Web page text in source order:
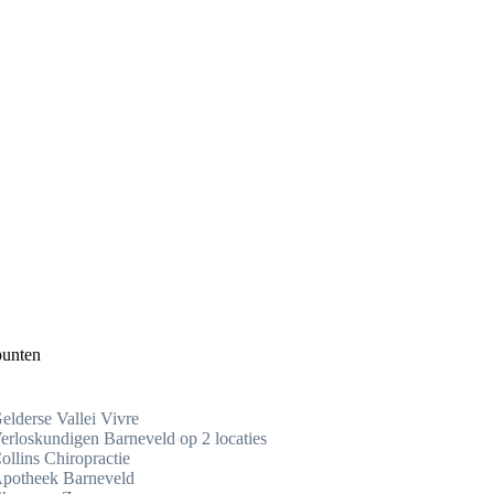
Vallei Vivre
Barneveld op 2 locaties
Chiropractie
Barneveld